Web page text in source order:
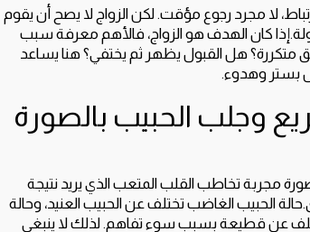
لا مجرد رجوع مؤقت. لكن الزواج لا يصح أن يقوم
كان الهدف هو الزواج، فالأهم معرفة سبب
هل القبول يظهر ثم يختفي؟ هنا يساعد
بستر وهدوء.
وجلب الحبيب بالصورة
مجربة تخاطب القلب المتعب الذي يريد نتيجة
الحبيب الغاضب تختلف عن الحبيب العنيد، وحالة
تختلف عن قطيعة بسبب سوء تفاهم. لذلك لا ينبغي